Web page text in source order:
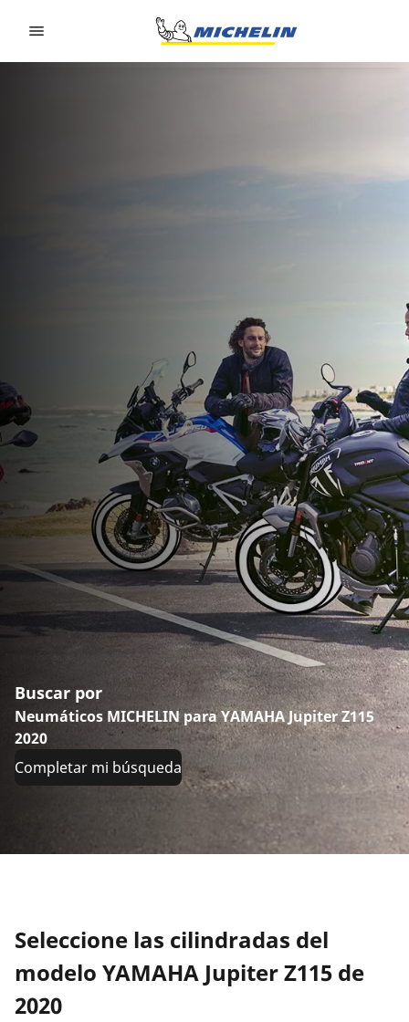
Buscar por
Neumáticos MICHELIN para YAMAHA Jupiter Z115
2020
Completar mi búsqueda
Seleccione las cilindradas del
modelo YAMAHA Jupiter Z115 de
2020